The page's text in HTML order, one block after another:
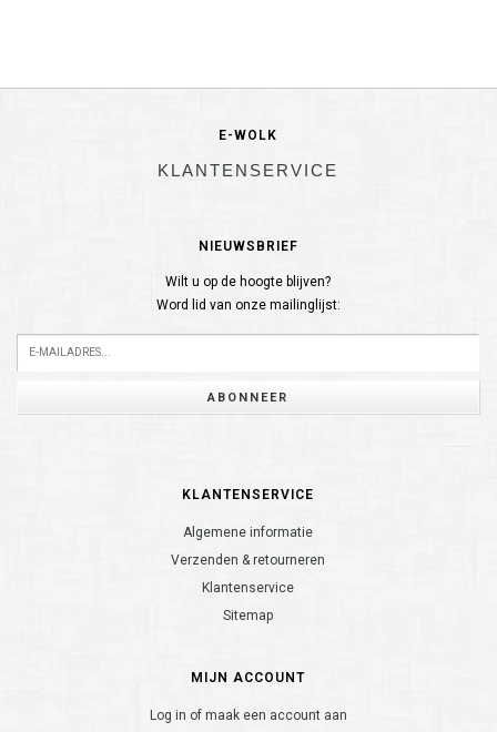
E-WOLK
KLANTENSERVICE
NIEUWSBRIEF
Wilt u op de hoogte blijven?
Word lid van onze mailinglijst:
ABONNEER
KLANTENSERVICE
Algemene informatie
Verzenden & retourneren
Klantenservice
Sitemap
MIJN ACCOUNT
Log in of maak een account aan